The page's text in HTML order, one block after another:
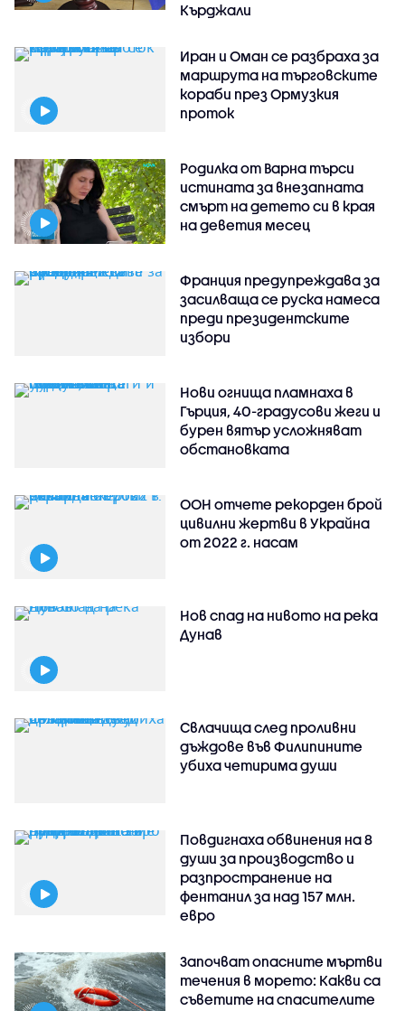
Кърджали
Иран и Оман се разбраха за
маршрута на търговските
кораби през Ормузкия
проток
Родилка от Варна търси
истината за внезапната
смърт на детето си в края
на деветия месец
Франция предупреждава за
засилваща се руска намеса
преди президентските
избори
Нови огнища пламнаха в
Гърция, 40-градусови жеги и
бурен вятър усложняват
обстановката
ООН отчете рекорден брой
цивилни жертви в Украйна
от 2022 г. насам
Нов спад на нивото на река
Дунав
Свлачища след проливни
дъждове във Филипините
убиха четирима души
Повдигнаха обвинения на 8
души за производство и
разпространение на
фентанил за над 157 млн.
евро
Започват опасните мъртви
течения в морето: Какви са
съветите на спасителите